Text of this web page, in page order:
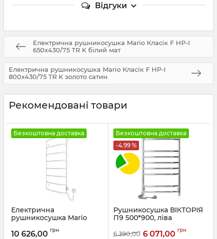
Відгуки
Електрична рушникосушка Mario Класік F НР-I
650х430/75 TR K білий мат
Електрична рушникосушка Mario Класік F НР-I
800х430/75 TR K золото сатин
Рекомендовані товари
Безкоштовна доставка
Електрична
рушникосушка Mario
1090х530/110 TR К білий
10 626,00 грн
Безкоштовна доставка
-4.99 %
Рушникосушка ВІКТОРІЯ
П9 500*900, ліва
6 390,00 6 071,00 грн